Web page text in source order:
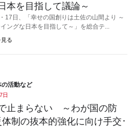
本を目指して議論～
17日、「幸せの国創りは土佐の山間より ～
ングな日本を目指して～」を総合テ...
る
活動など
日
止まらない ～わが国の防
体制の抜本的強化に向け手交･